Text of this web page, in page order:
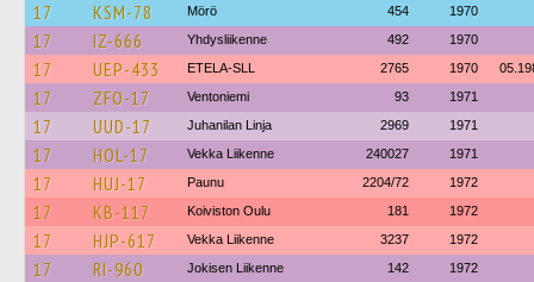
17 KSM-78 Mörö 454 1970
17 IZ-666 Yhdysliikenne 492 1970
17 UEP-433 ETELA-SLL 2765 1970
17 ZFO-17 Ventoniemi 93 1971
17 UUD-17 Juhanilan Linja 2969 1971
17 HOL-17 Vekka Liikenne 240027 1971
17 HUJ-17 Paunu 2204/72 1972
17 KB-117 Koiviston Oulu 181 1972
17 HJP-617 Vekka Liikenne 3237 1972
17 RI-960 Jokisen Liikenne 142 1972